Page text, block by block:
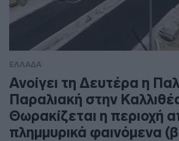
ΕΛΛΑΔΑ
Ανοίγει τη Δευτέρα η
Παραλιακή στην
Θωρακίζεται η περιοχή
πλημμυρικά φαινόμενα